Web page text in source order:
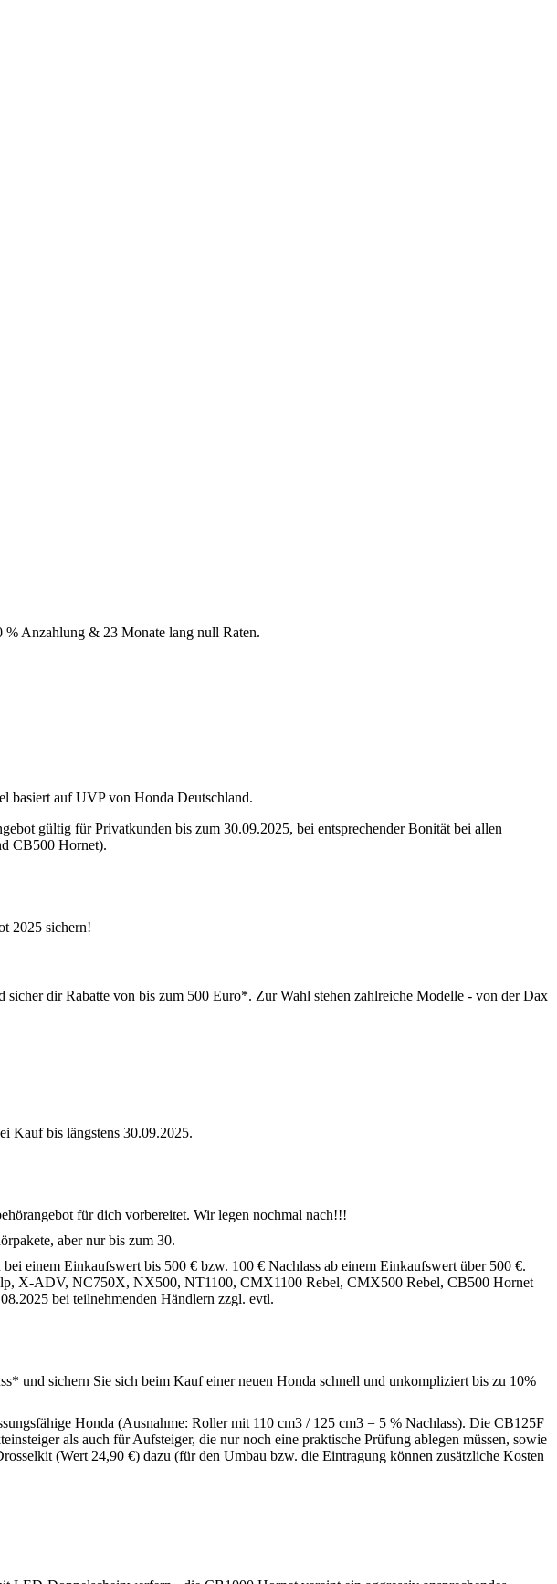
% Anzahlung & 23 Monate lang null Raten.
basiert auf UVP von Honda Deutschland.
gültig für Privatkunden bis zum 30.09.2025, bei entsprechender Bonität bei allen
CB500 Hornet).
2025 sichern!
dir Rabatte von bis zum 500 Euro*. Zur Wahl stehen zahlreiche Modelle - von der Dax
Kauf bis längstens 30.09.2025.
für dich vorbereitet. Wir legen nochmal nach!!!
aber nur bis zum 30.
einem Einkaufswert bis 500 € bzw. 100 € Nachlass ab einem Einkaufswert über 500 €.
X-ADV, NC750X, NX500, NT1100, CMX1100 Rebel, CMX500 Rebel, CB500 Hornet
bei teilnehmenden Händlern zzgl. evtl.
und sichern Sie sich beim Kauf einer neuen Honda schnell und unkompliziert bis zu 10%
Honda (Ausnahme: Roller mit 110 cm3 / 125 cm3 = 5 % Nachlass). Die CB125F
als auch für Aufsteiger, die nur noch eine praktische Prüfung ablegen müssen, sowie
(Wert 24,90 €) dazu (für den Umbau bzw. die Eintragung können zusätzliche Kosten